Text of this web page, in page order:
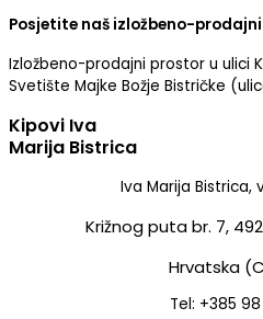
Posjetite naš izložbeno-
Izložbeno-prodajni prostor u ulici
Svetište Majke Božje Bistričke
Kipovi Iva
Marija Bistrica
Iva Marija Bistrica,
Križnog puta br. 7,
Hrvatska
Tel: +385